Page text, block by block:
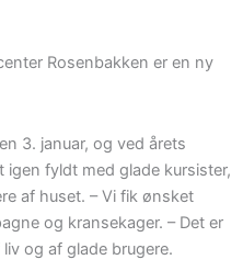
Rosenbakken er en ny
3. januar, og ved årets
igen fyldt med glade kursister,
af huset. – Vi fik ønsket
og kransekager. – Det er
og af glade brugere.